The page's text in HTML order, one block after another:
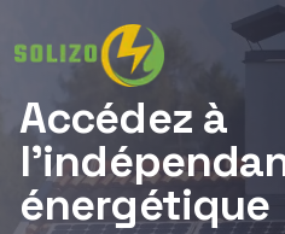
Accédez à
énergétique